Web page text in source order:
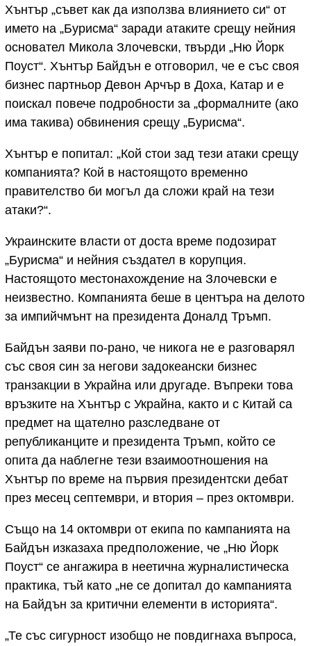
Хънтър „съвет как да използва влиянието си“ от
името на „Бурисма“ заради атаките срещу нейния
основател Микола Злочевски, твърди „Ню Йорк
Поуст“. Хънтър Байдън е отговорил, че е със своя
бизнес партньор Девон Арчър в Доха, Катар и е
поискал повече подробности за „формалните (ако
има такива) обвинения срещу „Бурисма“.
Хънтър е попитал: „Кой стои зад тези атаки срещу
компанията? Кой в настоящото временно
правителство би могъл да сложи край на тези
атаки?“.
Украинските власти от доста време подозират
„Бурисма“ и нейния създател в корупция.
Настоящото местонахождение на Злочевски е
неизвестно. Компанията беше в центъра на делото
за импийчмънт на президента Доналд Тръмп.
Байдън заяви по-рано, че никога не е разговарял
със своя син за негови задокеански бизнес
транзакции в Украйна или другаде. Въпреки това
връзките на Хънтър с Украйна, както и с Китай са
предмет на щателно разследване от
републиканците и президента Тръмп, който се
опита да наблегне тези взаимоотношения на
Хънтър по време на първия президентски дебат
през месец септември, и втория – през октомври.
Също на 14 октомври от екипа по кампанията на
Байдън изказаха предположение, че „Ню Йорк
Поуст“ се ангажира в неетична журналистическа
практика, тъй като „не се допитал до кампанията
на Байдън за критични елементи в историята“.
„Те със сигурност изобщо не повдигнаха въпроса,